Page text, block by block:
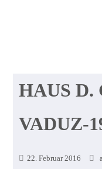
HAUS D.
VADUZ-
22. Februar 2016